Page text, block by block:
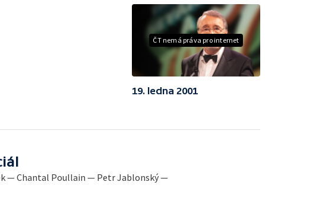
ČT nemá práva pro internet
19. ledna 2001
— Chantal Poullain — Petr Jablonský —